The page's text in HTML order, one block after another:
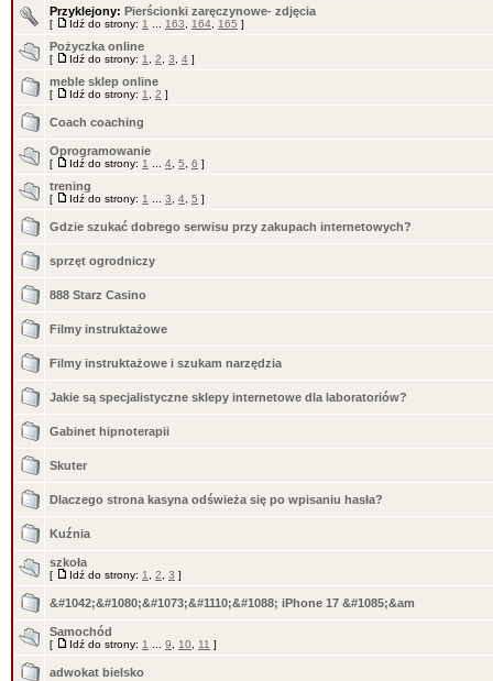
Przyklejony: Pierścionki zaręczynowe- zdjęcia
[ Idź do strony: 1 163 164 165 ]
Pożyczka online
[ Idź do strony: 1 2 3 4 ]
meble sklep online
[ Idź do strony: 1 2 ]
Coach coaching
Oprogramowanie
[ Idź do strony: 1 4 5 6 ]
trening
[ Idź do strony: 1 3 4 5 ]
Gdzie szukać dobrego serwisu przy zakupach internetowych?
sprzęt ogrodniczy
888 Starz Casino
Filmy instruktażowe
Filmy instruktażowe i szukam narzędzia
Jakie są specjalistyczne sklepy internetowe dla laboratoriów?
Gabinet hipnoterapii
Skuter
Dlaczego strona kasyna odświeża się po wpisaniu hasła?
Kuźnia
szkoła
[ Idź do strony: 1 2 3 ]
&#1042;&#1080;&#1073;&#1110;&#1088; iPhone 17 &#1085;&am
Samochód
[ Idź do strony: 1 9 10 11 ]
adwokat bielsko